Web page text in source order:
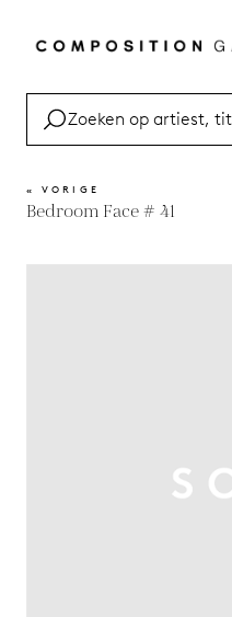
« VORIGE
Bedroom Face # 41